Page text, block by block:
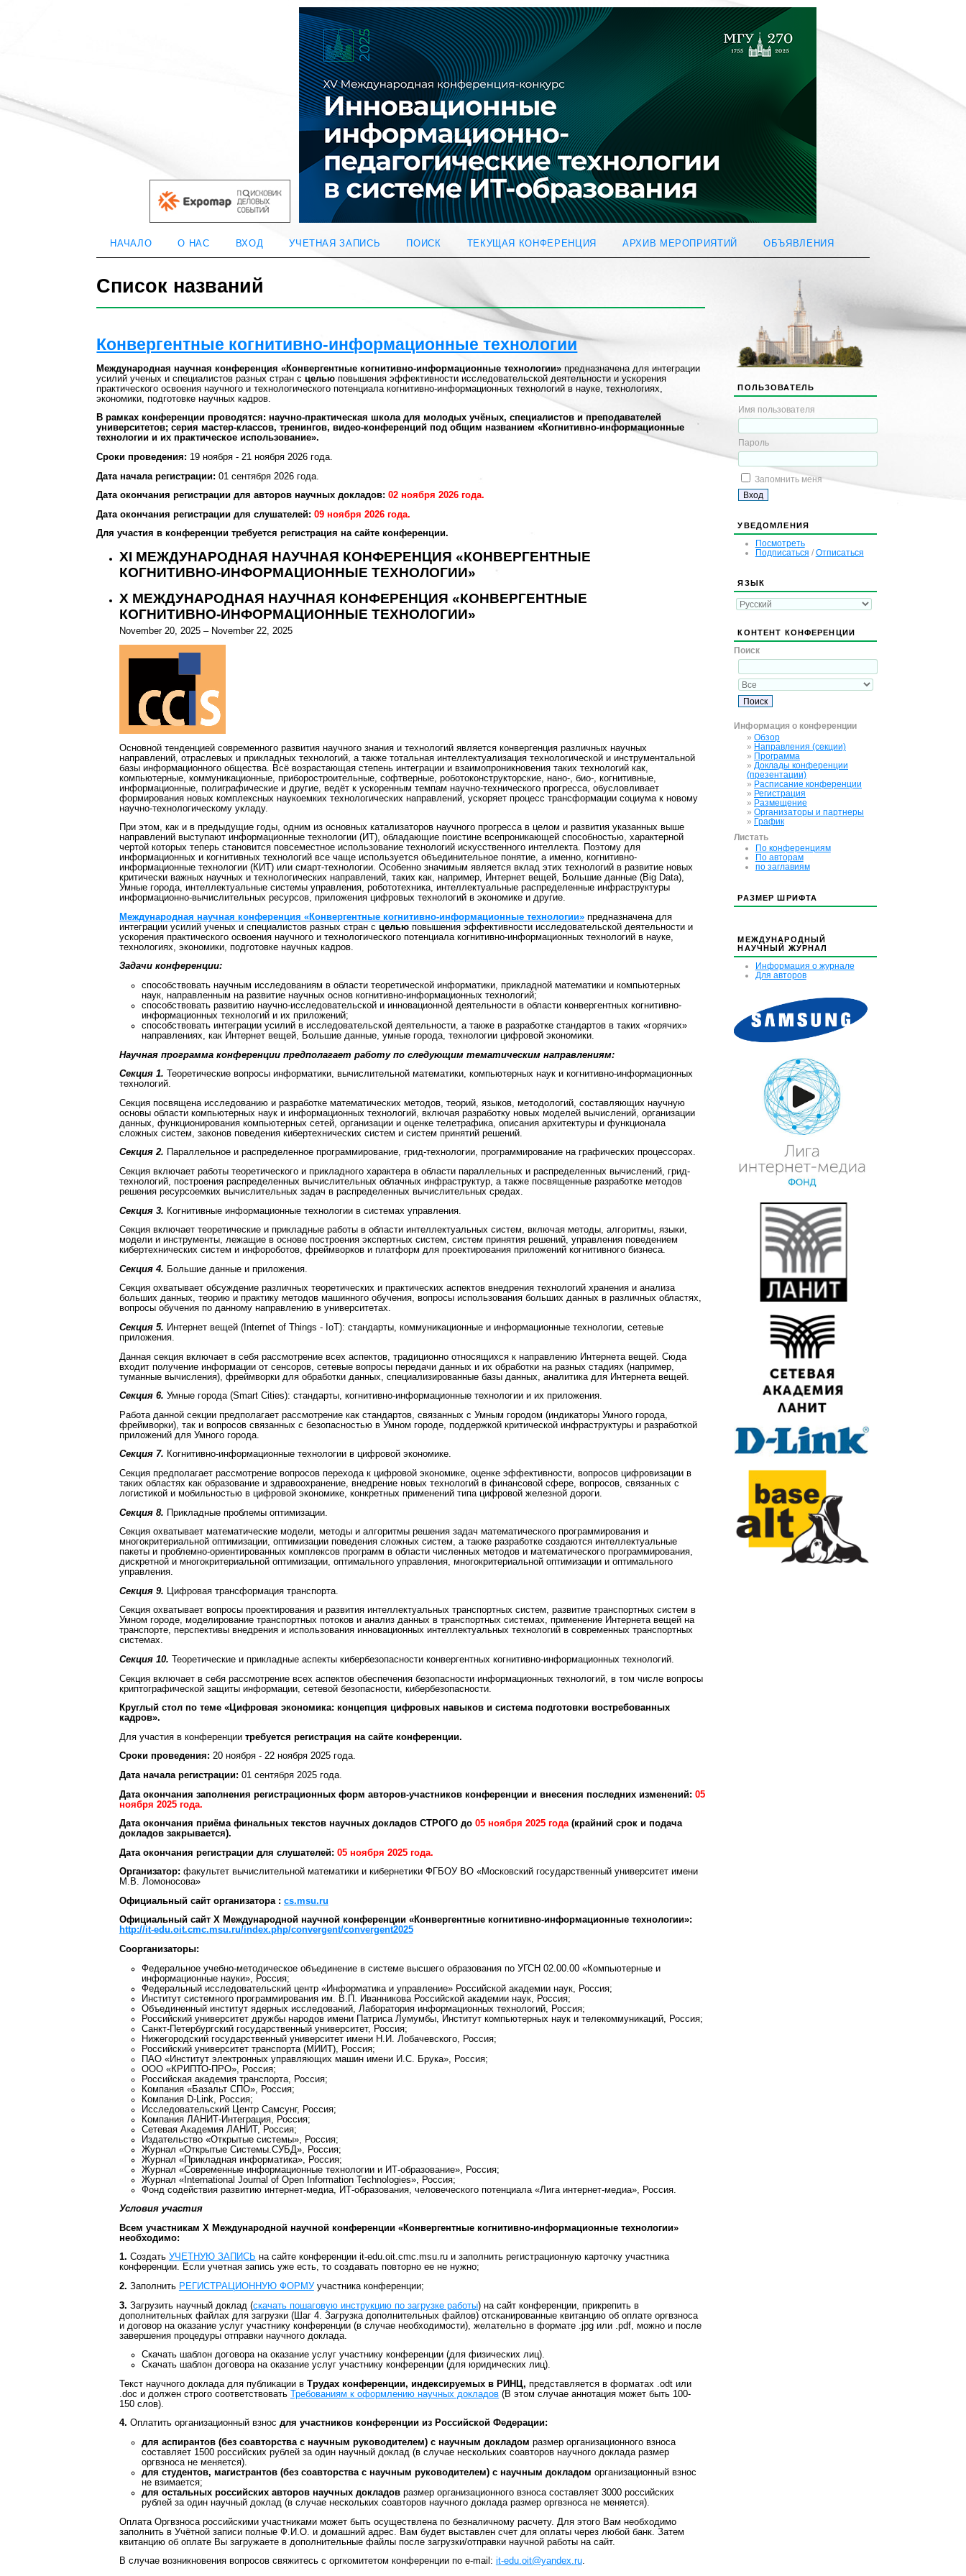
ПОЛЬЗОВАТЕЛЬ
Имя пользователя
Пароль
Запомнить меня
УВЕДОМЛЕНИЯ
Посмотреть
Подписаться / Отписаться
ЯЗЫК
КОНТЕНТ КОНФЕРЕНЦИИ
Поиск
Информация о конференции
» Обзор
» Направления (секции)
» Программа
» Доклады конференции
(презентации)
» Расписание конференции
» Регистрация
» Размещение
» Организаторы и партнеры
» График
Листать
По конференциям
По авторам
по заглавиям
РАЗМЕР ШРИФТА
МЕЖДУНАРОДНЫЙ
НАУЧНЫЙ ЖУРНАЛ
Информация о журнале
Для авторов
НАЧАЛО О НАС ВХОД УЧЕТНАЯ ЗАПИСЬ ПОИСК ТЕКУЩАЯ КОНФЕРЕНЦИЯ АРХИВ МЕРОПРИЯТИЙ ОБЪЯВЛЕНИЯ
Список названий
Конвергентные когнитивно-информационные технологии
Международная научная конференция «Конвергентные когнитивно-информационные технологии» предназначена для интеграции
усилий ученых и специалистов разных стран с целью повышения эффективности исследовательской деятельности и ускорения
практического освоения научного и технологического потенциала когнитивно-информационных технологий в науке, технологиях,
экономики, подготовке научных кадров.
В рамках конференции проводятся: научно-практическая школа для молодых учёных, специалистов и преподавателей
университетов; серия мастер-классов, тренингов, видео-конференций под общим названием «Когнитивно-информационные
технологии и их практическое использование».
Сроки проведения: 19 ноября - 21 ноября 2026 года.
Дата начала регистрации: 01 сентября 2026 года.
Дата окончания регистрации для авторов научных докладов:02 ноября 2026 года.
Дата окончания регистрации для слушателей:09 ноября 2026 года.
Для участия в конференции требуется регистрация на сайте конференции.
XI МЕЖДУНАРОДНАЯ НАУЧНАЯ КОНФЕРЕНЦИЯ «КОНВЕРГЕНТНЫЕ
КОГНИТИВНО-ИНФОРМАЦИОННЫЕ ТЕХНОЛОГИИ»
X МЕЖДУНАРОДНАЯ НАУЧНАЯ КОНФЕРЕНЦИЯ «КОНВЕРГЕНТНЫЕ
КОГНИТИВНО-ИНФОРМАЦИОННЫЕ ТЕХНОЛОГИИ»
November 20, 2025 – November 22, 2025
Основной тенденцией современного развития научного знания и технологий является конвергенция различных научных
направлений, отраслевых и прикладных технологий, а также тотальная интеллектуализация технологической и инструментальной
базы информационного общества. Всё возрастающая степень интеграции и взаимопроникновения таких технологий как,
компьютерные, коммуникационные, приборостроительные, софтверные, роботоконструкторские, нано-, био-, когнитивные,
информационные, полиграфические и другие, ведёт к ускоренным темпам научно-технического прогресса, обусловливает
формирования новых комплексных наукоемких технологических направлений, ускоряет процесс трансформации социума к новому
научно-технологическому укладу.
При этом, как и в предыдущие годы, одним из основных катализаторов научного прогресса в целом и развития указанных выше
направлений выступают информационные технологии (ИТ), обладающие поистине всепроникающей способностью, характерной
чертой которых теперь становится повсеместное использование технологий искусственного интеллекта. Поэтому для
информационных и когнитивных технологий все чаще используется объединительное понятие, а именно, когнитивно-
информационные технологии (КИТ) или смарт-технологии. Особенно значимым является вклад этих технологий в развитие новых
критически важных научных и технологических направлений, таких как, например, Интернет вещей, Большие данные (Big Data),
Умные города, интеллектуальные системы управления, робототехника, интеллектуальные распределенные инфраструктуры
информационно-вычислительных ресурсов, приложения цифровых технологий в экономике и другие.
Международная научная конференция «Конвергентные когнитивно-информационные технологии»предназначена для
интеграции усилий ученых и специалистов разных стран с цельюповышения эффективности исследовательской деятельности и
ускорения практического освоения научного и технологического потенциала когнитивно-информационных технологий в науке,
технологиях, экономики, подготовке научных кадров.
Задачи конференции:
способствовать научным исследованиям в области теоретической информатики, прикладной математики и компьютерных
наук, направленным на развитие научных основ когнитивно-информационных технологий;
способствовать развитию научно-исследовательской и инновационной деятельности в области конвергентных когнитивно-
информационных технологий и их приложений;
способствовать интеграции усилий в исследовательской деятельности, а также в разработке стандартов в таких «горячих»
направлениях, как Интернет вещей, Большие данные, умные города, технологии цифровой экономики.
Научная программа конференции предполагает работу по следующим тематическим направлениям:
Секция 1.
Теоретические вопросы информатики, вычислительной математики, компьютерных наук и когнитивно-информационных
технологий.
Секция посвящена исследованию и разработке математических методов, теорий, языков, методологий, составляющих научную
основы области компьютерных наук и информационных технологий, включая разработку новых моделей вычислений, организации
данных, функционирования компьютерных сетей, организации и оценке телетрафика, описания архитектуры и функционала
сложных систем, законов поведения кибертехнических систем и систем принятий решений.
Секция 2.
Параллельное и распределенное программирование, грид-технологии, программирование на графических процессорах.
Секция включает работы теоретического и прикладного характера в области параллельных и распределенных вычислений, грид-
технологий, построения распределенных вычислительных облачных инфраструктур, а также посвященные разработке методов
решения ресурсоемких вычислительных задач в распределенных вычислительных средах.
Секция 3. Когнитивные информационные технологии в системах управления.
Секция включает теоретические и прикладные работы в области интеллектуальных систем, включая методы, алгоритмы, языки,
модели и инструменты, лежащие в основе построения экспертных систем, систем принятия решений, управления поведением
кибертехнических систем и инфороботов, фреймворков и платформ для проектирования приложений когнитивного бизнеса.
Секция 4. Большие данные и приложения.
Секция охватывает обсуждение различных теоретических и практических аспектов внедрения технологий хранения и анализа
больших данных, теорию и практику методов машинного обучения, вопросы использования больших данных в различных областях,
вопросы обучения по данному направлению в университетах.
Секция 5. Интернет вещей (Internet of Things - IoT): стандарты, коммуникационные и информационные технологии, сетевые
приложения.
Данная секция включает в себя рассмотрение всех аспектов, традиционно относящихся к направлению Интернета вещей. Сюда
входит получение информации от сенсоров, сетевые вопросы передачи данных и их обработки на разных стадиях (например,
туманные вычисления), фреймворки для обработки данных, специализированные базы данных, аналитика для Интернета вещей.
Секция 6. Умные города (Smart Cities): стандарты, когнитивно-информационные технологии и их приложения.
Работа данной секции предполагает рассмотрение как стандартов, связанных с Умным городом (индикаторы Умного города,
фреймворки), так и вопросов связанных с безопасностью в Умном городе, поддержкой критической инфраструктуры и разработкой
приложений для Умного города.
Секция 7. Когнитивно-информационные технологии в цифровой экономике.
Секция предполагает рассмотрение вопросов перехода к цифровой экономике, оценке эффективности, вопросов цифровизации в
таких областях как образование и здравоохранение, внедрение новых технологий в финансовой сфере, вопросов, связанных с
логистикой и мобильностью в цифровой экономике, конкретных применений типа цифровой железной дороги.
Секция 8. Прикладные проблемы оптимизации.
Секция охватывает математические модели, методы и алгоритмы решения задач математического программирования и
многокритериальной оптимизации, оптимизации поведения сложных систем, а также разработке создаются интеллектуальные
пакеты и проблемно-ориентированных комплексов программ в области численных методов и математического программирования,
дискретной и многокритериальной оптимизации, оптимального управления, многокритериальной оптимизации и оптимального
управления.
Секция 9.
Цифровая трансформация транспорта.
Секция охватывает вопросы проектирования и развития интеллектуальных транспортных систем, развитие транспортных систем в
Умном городе, моделирование транспортных потоков и анализ данных в транспортных системах, применение Интернета вещей на
транспорте, перспективы внедрения и использования инновационных интеллектуальных технологий в современных транспортных
системах.
Секция 10.
Теоретические и прикладные аспекты кибербезопасности конвергентных когнитивно-информационных технологий.
Секция включает в себя рассмотрение всех аспектов обеспечения безопасности информационных технологий, в том числе вопросы
криптографической защиты информации, сетевой безопасности, кибербезопасности.
Круглый стол по теме «Цифровая экономика: концепция цифровых навыков и система подготовки востребованных
кадров».
Для участия в конференции требуется регистрация на сайте конференции.
Сроки проведения: 20 ноября - 22 ноября 2025 года.
Дата начала регистрации: 01 сентября 2025 года.
Дата окончания заполнения регистрационных форм авторов-участников конференции и внесения последних изменений: 05
ноября 2025 года.
Дата окончания приёма финальных текстов научных докладов СТРОГО до 05 ноября 2025 года(крайний срок и подача
докладов закрывается).
Дата окончания регистрации для слушателей: 05 ноября 2025 года.
Организатор: факультет вычислительной математики и кибернетики ФГБОУ ВО «Московский государственный университет имени
М.В. Ломоносова»
Официальный сайт организатора : cs.msu.ru
Официальный сайт X Международной научной конференции «Конвергентные когнитивно-информационные технологии»:
http://it-edu.oit.cmc.msu.ru/index.php/convergent/convergent2025
Соорганизаторы:
Федеральное учебно-методическое объединение в системе высшего образования по УГСН 02.00.00 «Компьютерные и
информационные науки», Россия;
Федеральный исследовательский центр «Информатика и управление» Российской академии наук, Россия;
Институт системного программирования им. В.П. Иванникова Российской академии наук, Россия;
Объединенный институт ядерных исследований, Лаборатория информационных технологий, Россия;
Российский университет дружбы народов имени Патриса Лумумбы, Институт компьютерных наук и телекоммуникаций, Россия;
Санкт-Петербургский государственный университет, Россия;
Нижегородский государственный университет имени Н.И. Лобачевского, Россия;
Российский университет транспорта (МИИТ), Россия;
ПАО «Институт электронных управляющих машин имени И.С. Брука», Россия;
ООО «КРИПТО-ПРО», Россия;
Российская академия транспорта, Россия;
Компания «Базальт СПО», Россия;
Компания D-Link, Россия;
Исследовательский Центр Самсунг, Россия;
Компания ЛАНИТ-Интеграция, Россия;
Сетевая Академия ЛАНИТ, Россия;
Издательство «Открытые системы», Россия;
Журнал «Открытые Системы.СУБД», Россия;
Журнал «Прикладная информатика», Россия;
Журнал «Современные информационные технологии и ИТ-образование», Россия;
Журнал «International Journal of Open Information Technologies», Россия;
Фонд содействия развитию интернет-медиа, ИТ-образования, человеческого потенциала «Лига интернет-медиа», Россия.
Условия участия
Всем участникам X Международной научной конференции «Конвергентные когнитивно-информационные технологии»
необходимо:
1. Создать УЧЕТНУЮ ЗАПИСЬ на сайте конференции it-edu.oit.cmc.msu.ru и заполнить регистрационную карточку участника
конференции. Если учетная запись уже есть, то создавать повторно ее не нужно;
2. Заполнить РЕГИСТРАЦИОННУЮ ФОРМУучастника конференции;
3. Загрузить научный доклад (скачать пошаговую инструкцию по загрузке работы) на сайт конференции, прикрепить в
дополнительных файлах для загрузки (Шаг 4. Загрузка дополнительных файлов) отсканированные квитанцию об оплате оргвзноса
и договор на оказание услуг участнику конференции (в случае необходимости), желательно в формате .jpg или .pdf, можно и после
завершения процедуры отправки научного доклада.
Скачать шаблон договора на оказание услуг участнику конференции (для физических лиц).
Скачать шаблон договора на оказание услуг участнику конференции (для юридических лиц).
Текст научного доклада для публикации в Трудах конференции, индексируемых в РИНЦ, представляется в форматах .odt или
.doc и должен строго соответствовать Требованиям к оформлению научных докладов(В этом случае аннотация может быть 100-
150 слов).
4. Оплатить организационный взнос для участников конференции из Российской Федерации:
для аспирантов (без соавторства с научным руководителем) с научным докладом размер организационного взноса
составляет 1500 российских рублей за один научный доклад (в случае нескольких соавторов научного доклада размер
оргвзноса не меняется).
для студентов, магистрантов (без соавторства с научным руководителем) с научным докладом организационный взнос
не взимается;
для остальных российских авторов научных докладовразмер организационного взноса составляет 3000 российских
рублей за один научный доклад (в случае нескольких соавторов научного доклада размер оргвзноса не меняется).
Оплата Оргвзноса российскими участниками может быть осуществлена по безналичному расчету. Для этого Вам необходимо
заполнить в Учётной записи полные Ф.И.О. и домашний адрес. Вам будет выставлен счет для оплаты через любой банк. Затем
квитанцию об оплате Вы загружаете в дополнительные файлы после загрузки/отправки научной работы на сайт.
В случае возникновения вопросов свяжитесь с оргкомитетом конференции по e-mail: it-edu.oit@yandex.ru.